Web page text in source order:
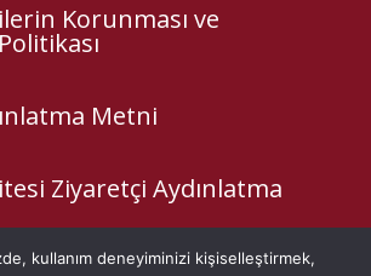
Korunması ve
Metni
Ziyaretçi Aydınlatma
kullanım deneyiminizi kişiselleştirmek,